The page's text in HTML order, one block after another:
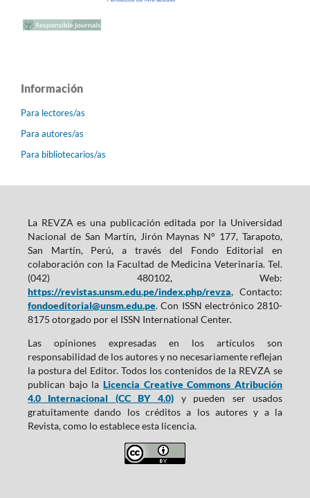
Información
Para lectores/as
Para autores/as
Para bibliotecarios/as
La REVZA es una publicación editada por la Universidad
Nacional de San Martín, Jirón Maynas N° 177, Tarapoto,
San Martín, Perú, a través del Fondo Editorial en
colaboración con la Facultad de Medicina Veterinaria. Tel.
(042) 480102, Web:
https://revistas.unsm.edu.pe/index.php/revza, Contacto:
fondoeditorial@unsm.edu.pe. Con ISSN electrónico 2810-
8175 otorgado por el ISSN International Center.
Las opiniones expresadas en los artículos son
responsabilidad de los autores y no necesariamente reflejan
la postura del Editor. Todos los contenidos de la REVZA se
publican bajo la Licencia Creative Commons Atribución
4.0 Internacional (CC BY 4.0) y pueden ser usados
gratuitamente dando los créditos a los autores y a la
Revista, como lo establece esta licencia.